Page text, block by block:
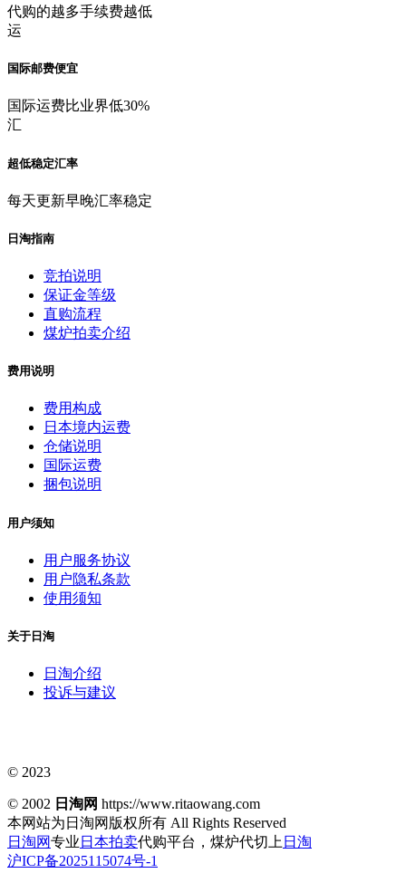
代购的越多手续费越低
运
国际邮费便宜
国际运费比业界低30%
汇
超低稳定汇率
每天更新早晚汇率稳定
日淘指南
竞拍说明
保证金等级
直购流程
煤炉拍卖介绍
费用说明
费用构成
日本境内运费
仓储说明
国际运费
捆包说明
用户须知
用户服务协议
用户隐私条款
使用须知
关于日淘
日淘介绍
投诉与建议
© 2023
© 2002 日淘网 https://www.ritaowang.com
本网站为日淘网版权所有 All Rights Reserved
日淘网专业 日本拍卖代购平台，煤炉代切上 日淘
沪ICP备2025115074号-1